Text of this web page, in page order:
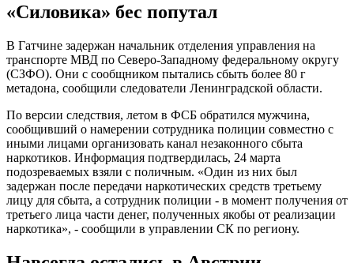
«Силовика» бес попутал
В Гатчине задержан начальник отделения управления на
транспорте МВД по Северо-Западному федеральному округу
(СЗФО). Они с сообщником пытались сбыть более 80 г
метадона, сообщили следователи Ленинградской области.
По версии следствия, летом в ФСБ обратился мужчина,
сообщивший о намерении сотрудника полиции совместно с
иными лицами организовать канал незаконного сбыта
наркотиков. Информация подтвердилась, 24 марта
подозреваемых взяли с поличным. «Один из них был
задержан после передачи наркотических средств третьему
лицу для сбыта, а сотрудник полиции - в момент получения от
третьего лица части денег, полученных якобы от реализации
наркотика», - сообщили в управлении СК по региону.